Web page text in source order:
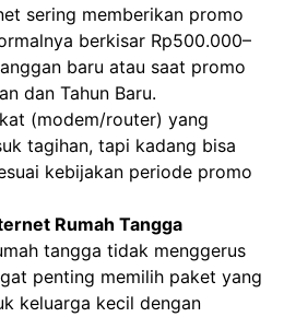
sering memberikan promo
berkisar Rp500.000–
baru atau saat promo
dan Tahun Baru.
(modem/router) yang
tagihan, tapi kadang bisa
kebijakan periode promo
Rumah Tangga
tangga tidak menggerus
penting memilih paket yang
keluarga kecil dengan